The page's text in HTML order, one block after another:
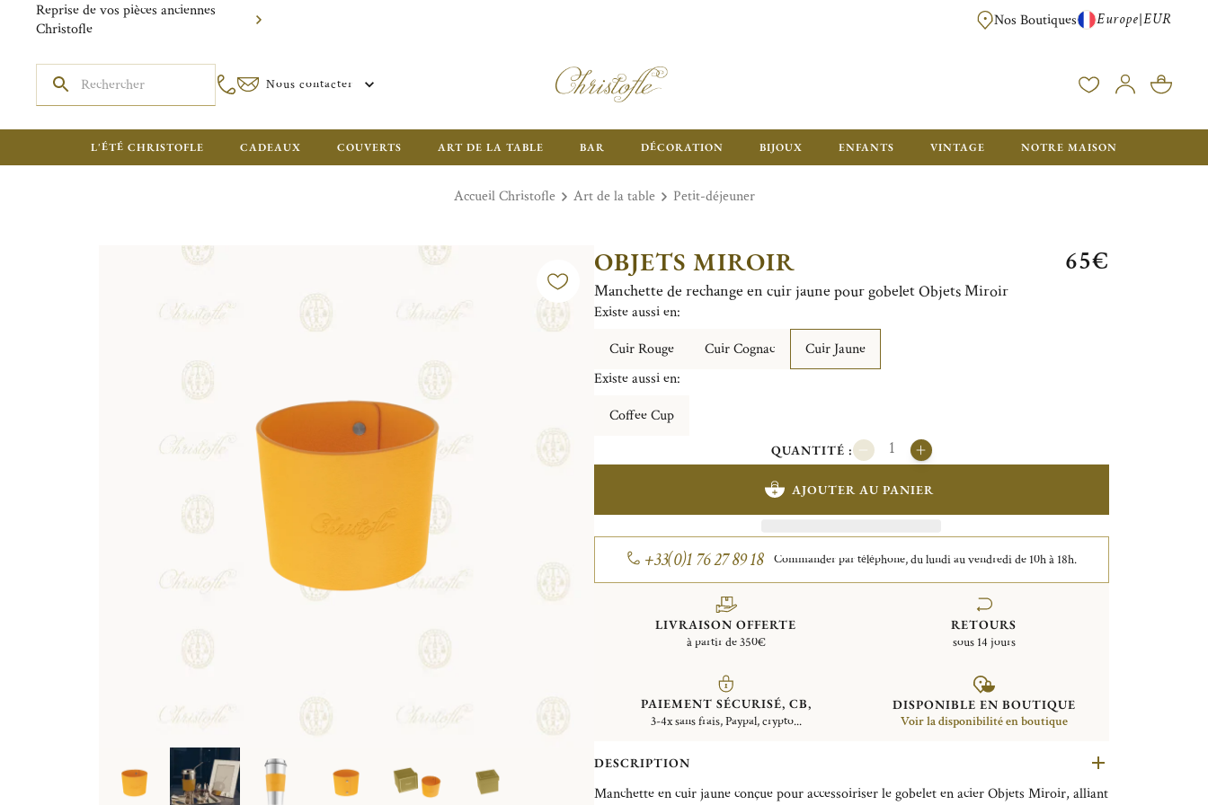
Reprise de vos pièces anciennes
Christofle
LIVRAISON OFFERTE DÈS 350€ D'ACHAT, AVEC
Nos Boutiques Europe|EUR
Nous contacter
L'ÉTÉ CHRISTOFLE CADEAUX COUVERTS ART DE LA TABLE BAR DÉCORATION BIJOUX ENFANTS VINTAGE NOTRE MAISON
Accueil Christofle Art de la table Petit-déjeuner
OBJETS MIROIR
Manchette de rechange en cuir jaune pour gobelet Objets Miroir
65€
Existe aussi en:
Cuir Rouge
Cuir Cognac
Cuir Jaune
Existe aussi en:
Coffee Cup
QUANTITÉ :
AJOUTER AU PANIER
+33(0)1 76 27 89 18 Commander par téléphone, du lundi au vendredi de 10h à 18h.
LIVRAISON OFFERTE
à partir de 350€
RETOURS
sous 14 jours
PAIEMENT SÉCURISÉ, CB,
3-4x sans frais, Paypal, crypto...
DISPONIBLE EN BOUTIQUE
Voir la disponibilité en boutique
DESCRIPTION
Manchette en cuir jaune conçue pour accessoiriser le gobelet en acier Objets Miroir, alliant